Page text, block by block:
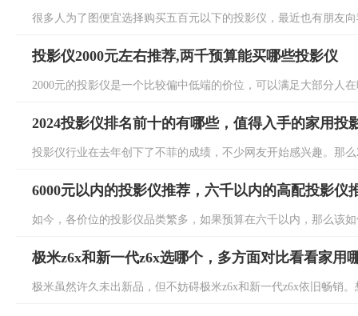
很多人为了图便宜选择购买五百元以下的投影仪，最近也有朋友
投影仪2000元左右推荐,两千预算能买哪些投影仪
2000元的投影仪是一个比较偏中低端的价位，可以满足大部分人
2024投影仪排名前十的有哪些，值得入手的家用投
投影仪行业在去年创下了不菲的成绩，不少网友开始感兴趣。那
6000元以内的投影仪推荐，六千以内的高配投影仪
如今，各价位的投影仪品类繁多，如果预算在六千以内，那么该
极米z6x和新一代z6x选哪个，多方面对比看看家用
极米虽然许久未出新品，但不妨碍极米z6x和新一代z6x依旧畅销